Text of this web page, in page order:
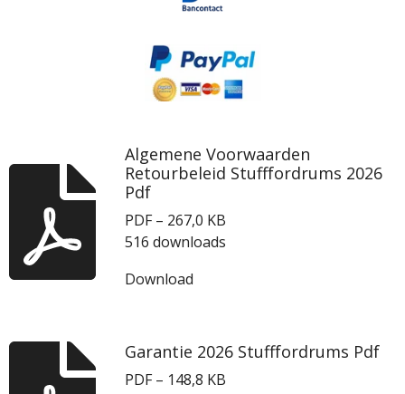
Algemene Voorwaarden
Retourbeleid Stufffordrums 2026
Pdf
PDF – 267,0 KB
516 downloads
Download
Garantie 2026 Stufffordrums Pdf
PDF – 148,8 KB